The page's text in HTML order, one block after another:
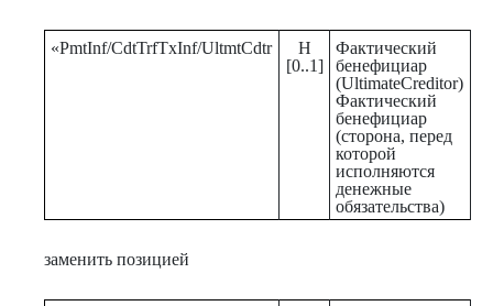
«PmtInf/CdtTrfTxInf/UltmtCdtr
Н
[0..1]
Фактический
бенефициар
(UltimateCreditor)
Фактический
бенефициар
(сторона, перед
которой
исполняются
денежные
обязательства)
заменить позицией